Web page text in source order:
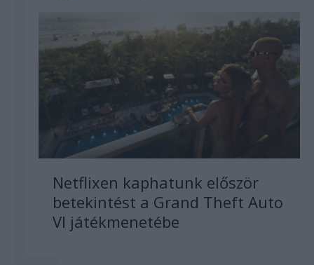
Netflixen kaphatunk először
betekintést a Grand Theft Auto
VI játékmenetébe